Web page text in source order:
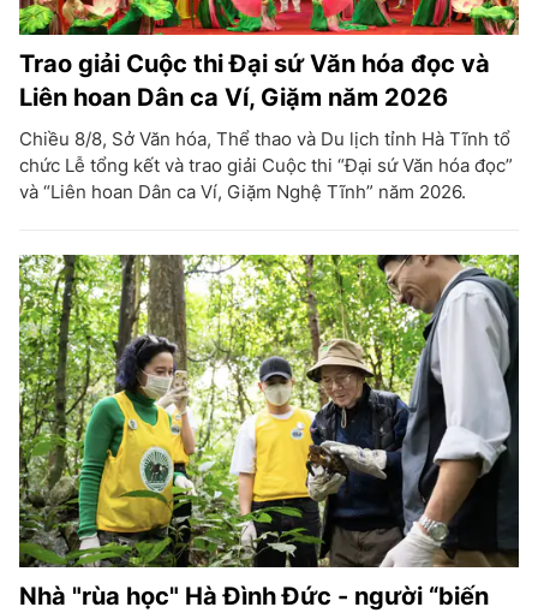
Trao giải Cuộc thi Đại sứ Văn hóa đọc và
Liên hoan Dân ca Ví, Giặm năm 2026
Chiều 8/8, Sở Văn hóa, Thể thao và Du lịch tỉnh Hà Tĩnh tổ
chức Lễ tổng kết và trao giải Cuộc thi “Đại sứ Văn hóa đọc”
và “Liên hoan Dân ca Ví, Giặm Nghệ Tĩnh” năm 2026.
Nhà "rùa học" Hà Đình Đức - người “biến